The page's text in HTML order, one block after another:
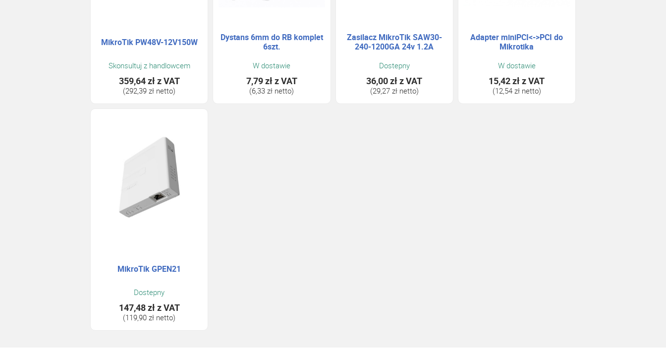
MikroTik PW48V-12V150W
Skonsultuj z handlowcem
359,64 złz VAT
(292,39 zł netto)
Dystans 6mm do RB komplet
6szt.
W dostawie
7,79 złz VAT
(6,33 zł netto)
Zasilacz MikroTik SAW30-
240-1200GA 24v 1.2A
Dostepny
36,00 złz VAT
(29,27 zł netto)
Adapter miniPCI<->PCI do
Mikrotika
W dostawie
15,42 złz VAT
(12,54 zł netto)
MikroTik GPEN21
Dostepny
147,48 złz VAT
(119,90 zł netto)